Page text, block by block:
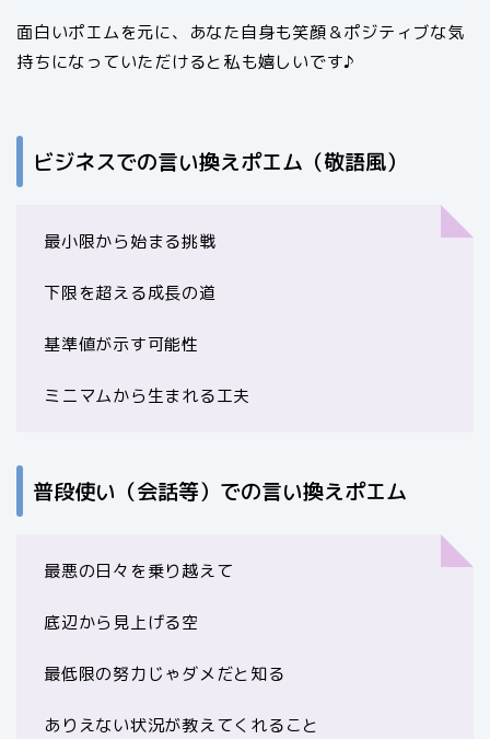
面白いポエムを元に、あなた自身も笑顔＆ポジティブな気
持ちになっていただけると私も嬉しいです♪
ビジネスでの言い換えポエム（敬語風）
最小限から始まる挑戦
下限を超える成長の道
基準値が示す可能性
ミニマムから生まれる工夫
普段使い（会話等）での言い換えポエム
最悪の日々を乗り越えて
底辺から見上げる空
最低限の努力じゃダメだと知る
ありえない状況が教えてくれること